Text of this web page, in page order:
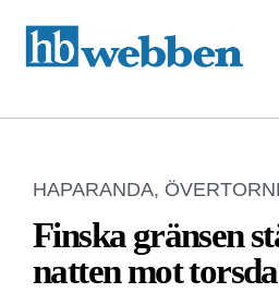
HAPARANDA,
Finska gränsen
natten mot